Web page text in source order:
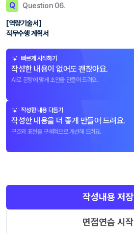
Q Question 06.
[역량기술서]
직무수행 계획서
빠르게 시작하기
작성한 내용이 없어도 괜찮아요.
AI로 문항에 맞게 초안을 만들어 드려요.
작성한 내용 다듬기
작성한 내용을 더 좋게 만들어 드려요.
구조와 표현을 구체적으로 개선해 드려요.
작성내용 저장
면접연습 시작